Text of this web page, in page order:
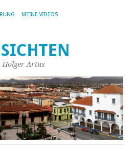
MEINE VIDEOS
Holger Artus